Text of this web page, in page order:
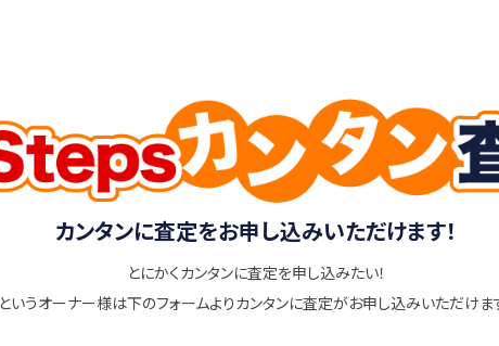
カンタンに査定をお申し込みいただけます！
とにかくカンタンに査定を申し込みたい！
というオーナー様は下のフォームよりカンタンに査定がお申し込みいただけま